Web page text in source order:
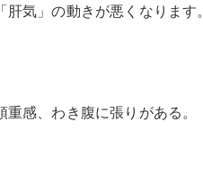
気」の動きが悪くなります。
感、わき腹に張りがある。